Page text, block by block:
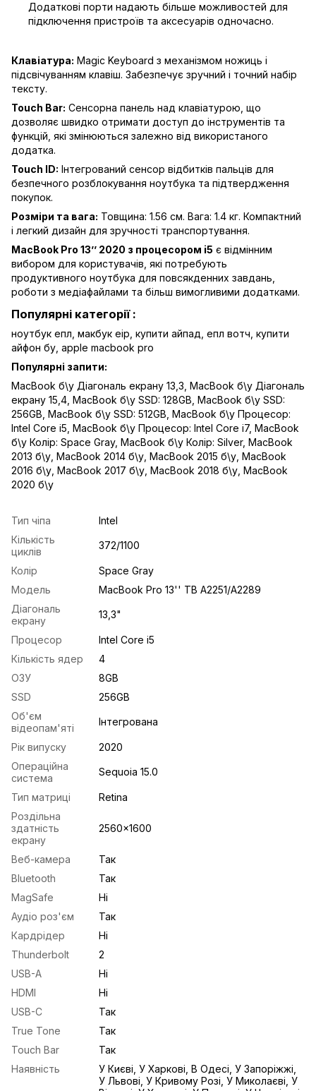
Додаткові порти надають більше можливостей для
підключення пристроїв та аксесуарів одночасно.
Клавіатура: Magic Keyboard з механізмом ножиць і
підсвічуванням клавіш. Забезпечує зручний і точний набір
тексту.
Touch Bar: Сенсорна панель над клавіатурою, що
дозволяє швидко отримати доступ до інструментів та
функцій, які змінюються залежно від використаного
додатка.
Touch ID: Інтегрований сенсор відбитків пальців для
безпечного розблокування ноутбука та підтвердження
покупок.
Розміри та вага: Товщина: 1.56 см. Вага: 1.4 кг. Компактний
і легкий дизайн для зручності транспортування.
MacBook Pro 13’’ 2020 з процесором i5 є відмінним
вибором для користувачів, які потребують
продуктивного ноутбука для повсякденних завдань,
роботи з медіафайлами та більш вимогливими додатками.
Популярні категорії :
ноутбук епл, макбук еір, купити айпад, епл вотч, купити
айфон бу, apple macbook pro
Популярні запити:
MacBook б\у Діагональ екрану 13,3 MacBook б\у Діагональ
екрану 15,4 MacBook б\у SSD: 128GB MacBook б\у SSD:
256GB MacBook б\у SSD: 512GB MacBook б\у Процесор:
Intel Core i5 MacBook б\у Процесор: Intel Core i7, MacBook
б\у Колір: Space Gray, MacBook б\у Колір: Silver, MacBook
2013 б\у MacBook 2014 б\у MacBook 2015 б\у MacBook
2016 б\у MacBook 2017 б\у MacBook 2018 б\у MacBook
2020 б\у
Тип чіпа
Intel
Кількість
циклів
372/1100
Колір
Space Gray
Модель
MacBook Pro 13'' TB A2251/A2289
Діагональ
екрану
13,3"
Процесор
Intel Core i5
Кількість ядер
4
ОЗУ
8GB
SSD
256GB
Об'єм
відеопам'яті
Інтегрована
Рік випуску
2020
Операційна
система
Sequoia 15.0
Тип матриці
Retina
Роздільна
здатність
екрану
2560x1600
Веб-камера
Так
Bluetooth
Так
MagSafe
Ні
Аудіо роз'єм
Так
Кардрідер
Ні
Thunderbolt
2
USB-A
Ні
HDMI
Ні
USB-С
Так
True Tone
Так
Touch Bar
Так
Наявність
У Києві, У Харкові, В Одесі, У Запоріжжі,
У Львові, У Кривому Розі, У Миколаєві, У